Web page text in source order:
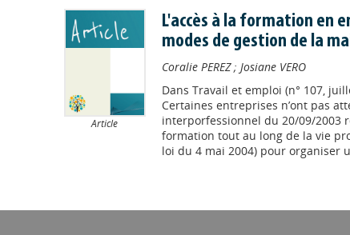
Article
L'accès à la formation en
modes de gestion de la
Coralie PEREZ; Josiane VERO
Dans Travail et emploi (n° 107,
Certaines entreprises n’ont pas
interporfessionnel du 20/09/2003
formation tout au long de la vie
loi du 4 mai 2004) pour organiser